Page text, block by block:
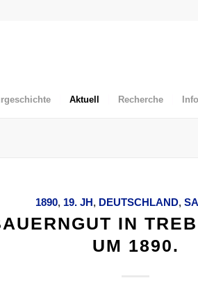
Aktuell Recherche Info
1890, 19. JH, DEUTSCHLAND,
IN
UM 1890.